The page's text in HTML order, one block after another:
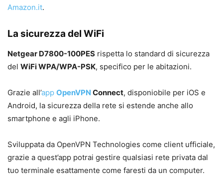
Amazon.it.
La sicurezza del WiFi
Netgear D7800-100PES rispetta lo standard di sicurezza
del WiFi WPA/WPA-PSK, specifico per le abitazioni.
Grazie all’app OpenVPN Connect, disponiobile per iOS e
Android, la sicurezza della rete si estende anche allo
smartphone e agli iPhone.
Sviluppata da OpenVPN Technologies come client ufficiale,
grazie a quest’app potrai gestire qualsiasi rete privata dal
tuo terminale esattamente come faresti da un computer.